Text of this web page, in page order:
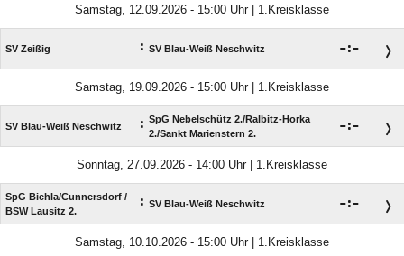
Samstag, 12.09.2026 - 15:00 Uhr | 1.Kreisklasse
SV Zeißig : SV Blau-Weiß Neschwitz :
Samstag, 19.09.2026 - 15:00 Uhr | 1.Kreisklasse
SV Blau-Weiß Neschwitz : SpG Nebelschütz 2./​Ralbitz-Horka
2./​Sankt Marienstern 2.
:
Sonntag, 27.09.2026 - 14:00 Uhr | 1.Kreisklasse
SpG Biehla/​Cunnersdorf /​
BSW Lausitz 2.
: SV Blau-Weiß Neschwitz :
Samstag, 10.10.2026 - 15:00 Uhr | 1.Kreisklasse